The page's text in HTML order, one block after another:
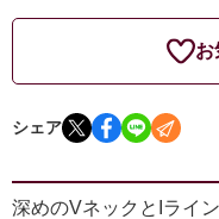
お
シェア
深めのVネックとIライ